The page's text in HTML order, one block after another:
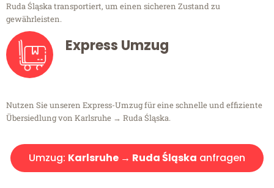
Ruda Śląska transportiert, um einen sicheren Zustand zu
gewährleisten.
Express Umzug
Nutzen Sie unseren Express-Umzug für eine schnelle und effiziente
Übersiedlung von Karlsruhe → Ruda Śląska.
Umzug: Karlsruhe → Ruda Śląska anfragen